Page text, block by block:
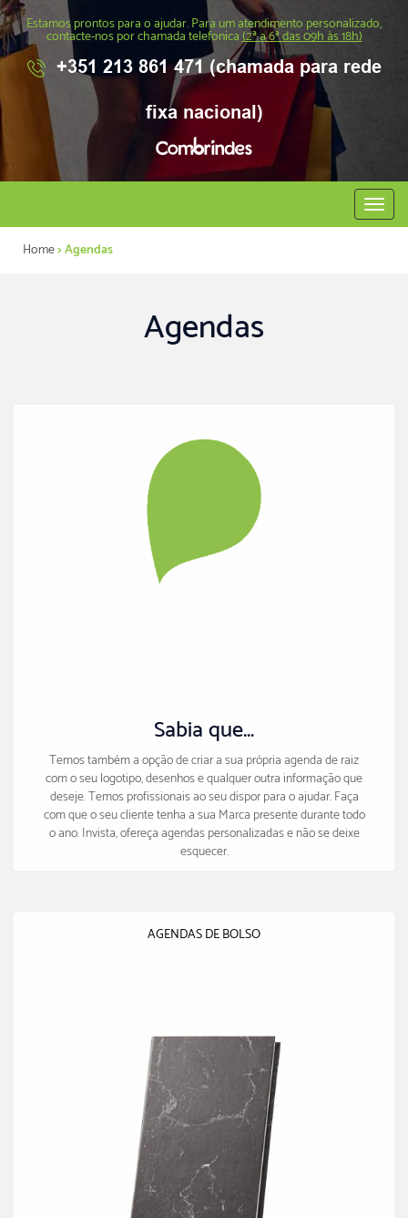
Estamos prontos para o ajudar. Para um atendimento personalizado,
contacte-nos por chamada telefonica(2ª a 6ª das 09h às 18h)
+351 213 861 471 (chamada para rede
fixa nacional)
Abrir
menu
Home> Agendas
Agendas
Sabia que...
Temos também a opção de criar a sua própria agenda de raiz
com o seu logotipo, desenhos e qualquer outra informação que
deseje. Temos profissionais ao seu dispor para o ajudar. Faça
com que o seu cliente tenha a sua Marca presente durante todo
o ano. Invista, ofereça agendas personalizadas e não se deixe
esquecer.
AGENDAS DE BOLSO